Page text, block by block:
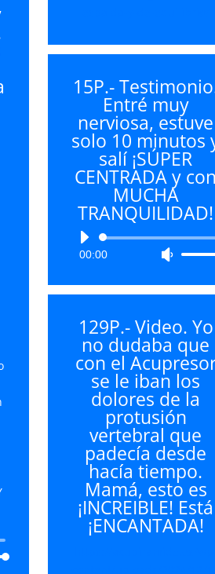
15P.-
Entré muy
nerviosa, estuve
solo 10 minutos
salí ¡SÚPER
CENTRADA y con
MUCHA
TRANQUILIDAD!
Reproductor
00:00
Utiliza
flecha
arriba/
para
o
disminuir
el
volumen.
129P.- Video. Yo
no dudaba que
con el
se le iban los
dolores de la
protusión
vertebral que
padecía desde
hacía tiempo.
Mamá, esto es
¡INCREIBLE! Está
¡ENCANTADA!